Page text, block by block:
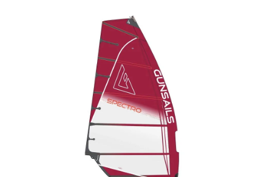
hvězdiček.